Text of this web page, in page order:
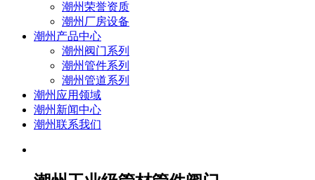
潮州荣誉资质
潮州厂房设备
潮州产品中心
潮州阀门系列
潮州管件系列
潮州管道系列
潮州应用领域
潮州新闻中心
潮州联系我们